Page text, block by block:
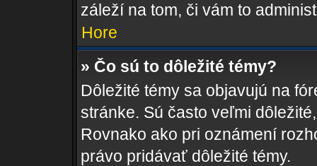
záleží na tom, či vám to
Hore
» Čo sú to dôležité témy?
Dôležité témy sa objavujú na
stránke. Sú často veľmi
Rovnako ako pri oznámení
právo pridávať dôležité témy.